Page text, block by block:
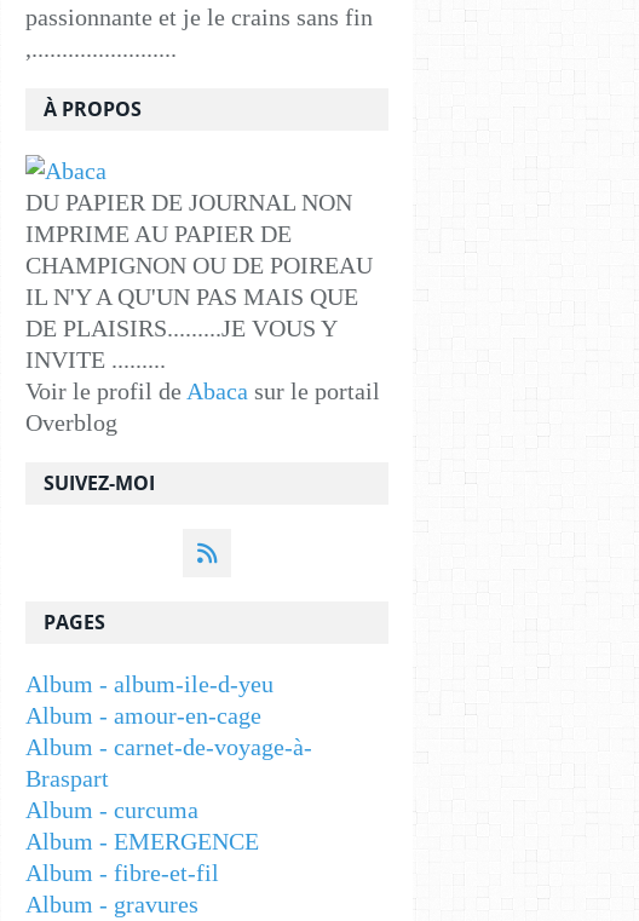
SUIVEZ-MOI
passionnante et je le crains sans fin
,........................
À PROPOS
DU PAPIER DE JOURNAL NON
IMPRIME AU PAPIER DE
CHAMPIGNON OU DE POIREAU
IL N'Y A QU'UN PAS MAIS QUE
DE PLAISIRS.........JE VOUS Y
INVITE .........
Voir le profil de Abaca sur le portail
Overblog
PAGES
Album - album-ile-d-yeu
Album - amour-en-cage
Album - carnet-de-voyage-à-
Braspart
Album - curcuma
Album - EMERGENCE
Album - fibre-et-fil
Album - gravures